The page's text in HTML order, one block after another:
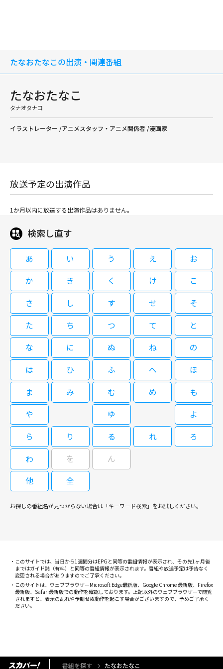
たなおたなこの出演・関連番組
たなおたなこ
タナオタナコ
イラストレーター /アニメスタッフ・アニメ関係者 /漫画家
放送予定の出演作品
1か月以内に放送する出演作品はありません。
検索し直す
あ い う え
お
か
き く け
こ
さ
し す せ
そ
た
ち つ て
と
な
に ぬ ね
の
は
ひ ふ へ
ほ
ま
み む め
も
や
ゆ
よ
ら
り る れ
ろ
わ
を
ん
他
全
お探しの番組名が見つからない場合は「キーワード検索」をお試しください。
このサイトでは、当日から1週間分はEPGと同等の番組情報が表示され、その先1ヶ月後
まではガイド誌（有料）と同等の番組情報が表示されます。番組や放送予定は予告なく
変更される場合がありますのでご了承ください。
このサイトは、ウェブブラウザーMicrosoft Edge最新版、Google Chrome 最新版、Firefox
最新版、Safari最新版での動作を確認しております。上記以外のウェブブラウザーで閲覧
されますと、表示の乱れや予期せぬ動作を起こす場合がございますので、予めご了承く
ださい。
番組を探す たなおたなこ